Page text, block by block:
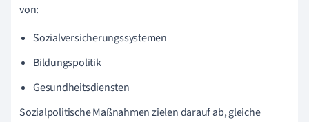
von:
Sozialversicherungssystemen
Bildungspolitik
Gesundheitsdiensten
Sozialpolitische Maßnahmen zielen darauf ab, gleiche